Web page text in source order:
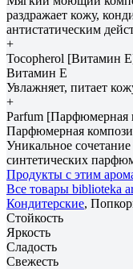
раздражает кожу,
антистатическим
+
Tocopherol [Витамин
Витамин Е
Увлажняет, питает
+
Parfum [Парфюмерная
Парфюмерная
Уникальное
синтетических
Продукты с этим
Все товары biblioteka
Кондитерские,
Стойкость
Яркость
Сладость
Свежесть